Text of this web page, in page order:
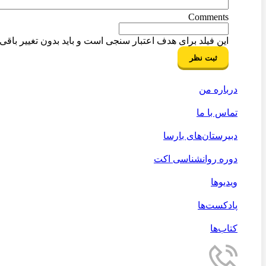
Comments
این فیلد برای هدف اعتبار سنجی است و باید بدون تغییر باقی
درباره من
تماس با ما
دبیرستان‌های بارسا
دوره روانشناسی اکت
ویدیوها
پادکست‌ها
کتاب‌ها